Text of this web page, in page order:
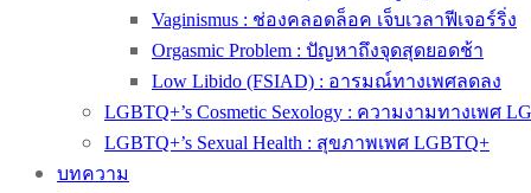
Vaginismus : ช่องคลอดล็อค เจ็บเวลาฟีเจอร์ริ่ง
Orgasmic Problem : ปัญหาถึงจุดสุดยอดช้า
Low Libido (FSIAD) : อารมณ์ทางเพศลดลง
LGBTQ+’s Cosmetic Sexology : ความงามทางเพศ
LGBTQ+’s Sexual Health : สุขภาพเพศ LGBTQ+
บทความ